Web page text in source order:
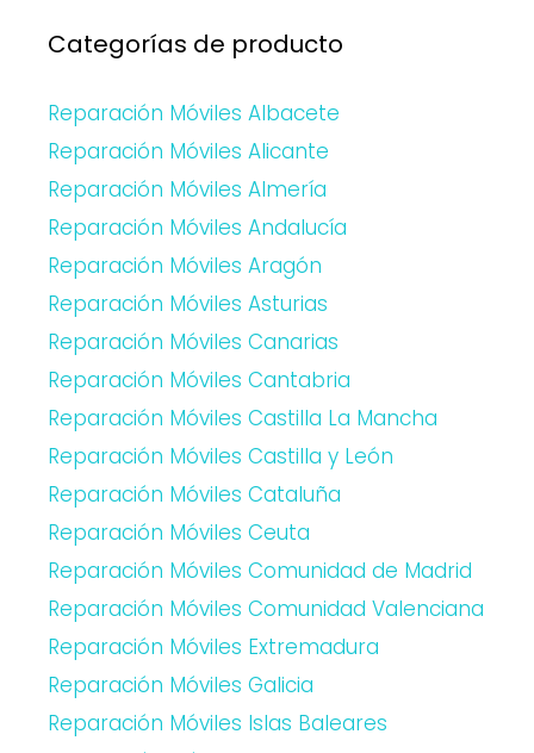
Categorías de producto
Reparación Móviles Albacete
Reparación Móviles Alicante
Reparación Móviles Almería
Reparación Móviles Andalucía
Reparación Móviles Aragón
Reparación Móviles Asturias
Reparación Móviles Canarias
Reparación Móviles Cantabria
Reparación Móviles Castilla La Mancha
Reparación Móviles Castilla y León
Reparación Móviles Cataluña
Reparación Móviles Ceuta
Reparación Móviles Comunidad de Madrid
Reparación Móviles Comunidad Valenciana
Reparación Móviles Extremadura
Reparación Móviles Galicia
Reparación Móviles Islas Baleares